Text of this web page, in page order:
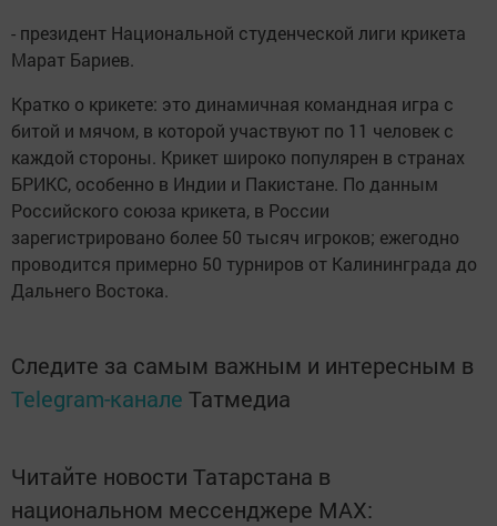
- президент Национальной студенческой лиги крикета
Марат Бариев.
Кратко о крикете: это динамичная командная игра с
битой и мячом, в которой участвуют по 11 человек с
каждой стороны. Крикет широко популярен в странах
БРИКС, особенно в Индии и Пакистане. По данным
Российского союза крикета, в России
зарегистрировано более 50 тысяч игроков; ежегодно
проводится примерно 50 турниров от Калининграда до
Дальнего Востока.
Следите за самым важным и интересным в
Telegram-канале Татмедиа
Читайте новости Татарстана в
национальном мессенджере MАХ: